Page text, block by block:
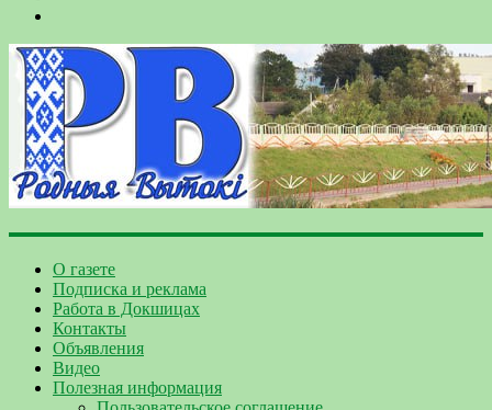
О газете
Подписка и реклама
Работа в Докшицах
Контакты
Объявления
Видео
Полезная информация